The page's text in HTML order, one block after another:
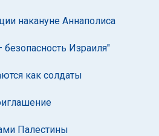
накануне Аннаполиса
Израиля"
как солдаты
Палестины